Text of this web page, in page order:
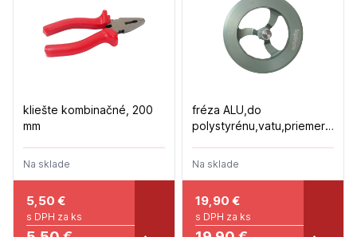
kliešte kombinačné, 200
mm
Na sklade
5,50 €
s DPH za ks
fréza ALU,do
polystyrénu,vatu,priemer
Na sklade
19,90 €
s DPH za ks